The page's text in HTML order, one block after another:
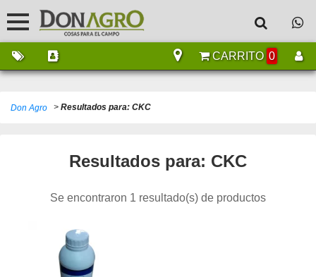
CARRITO 0
Don Agro > Resultados para: CKC
Resultados para: CKC
Se encontraron 1 resultado(s) de productos